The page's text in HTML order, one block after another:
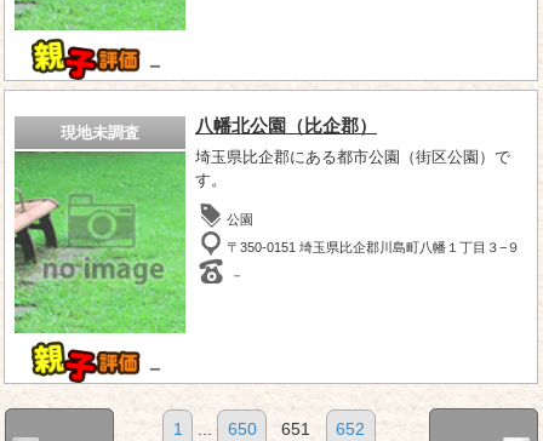
－
現地未調査
－
八幡北公園（比企郡）
埼玉県比企郡にある都市公園（街区公園）で
す。
公園
〒350-0151 埼玉県比企郡川島町八幡１丁目３−９
－
1 ... 650 651 652